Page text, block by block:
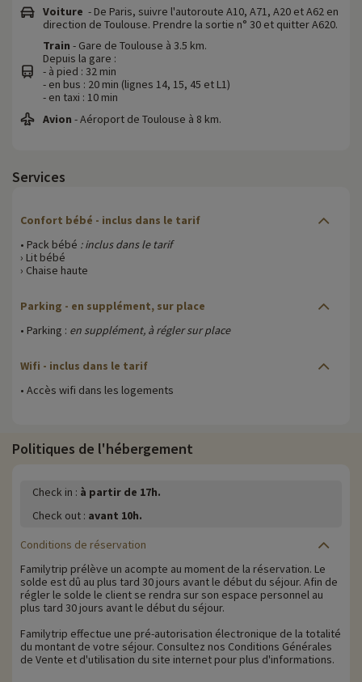
Voiture - De Paris, suivre l'autoroute A10, A71, A20 et A62 en
direction de Toulouse. Prendre la sortie n° 30 et quitter A620.
Train - Gare de Toulouse à 3.5 km.
Depuis la gare :
- à pied : 32 min
- en bus : 20 min (lignes 14, 15, 45 et L1)
- en taxi : 10 min
Avion - Aéroport de Toulouse à 8 km.
Services
Confort bébé - inclus dans le tarif
• Pack bébé : inclus dans le tarif
› Lit bébé
› Chaise haute
Parking - en supplément, sur place
• Parking : en supplément, à régler sur place
Wifi - inclus dans le tarif
• Accès wifi dans les logements
Politiques de l'hébergement
Check in : à partir de 17h.
Check out : avant 10h.
Conditions de réservation
Familytrip prélève un acompte au moment de la réservation. Le
solde est dû au plus tard 30 jours avant le début du séjour. Afin de
régler le solde le client se rendra sur son espace personnel au
plus tard 30 jours avant le début du séjour.
Familytrip effectue une pré-autorisation électronique de la totalité
du montant de votre séjour. Consultez nos Conditions Générales
de Vente et d'utilisation du site internet pour plus d'informations.